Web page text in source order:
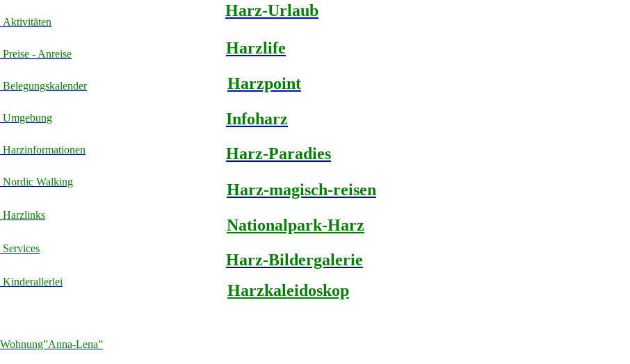
Aktivitäten
Preise - Anreise
Belegungskalender
Umgebung
Harzinformationen
Nordic Walking
Harzlinks
Services
Kinderallerlei
Wohnung”Anna-Lena”
Harz-Urlaub
Harzlife
Harzpoint
Infoharz
Harz-Paradies
Harz-magisch-reisen
Nationalpark-Harz
Harz-Bildergalerie
Harzkaleidoskop